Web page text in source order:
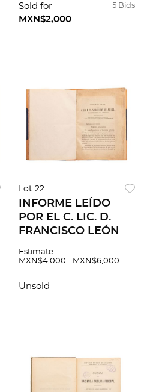
MÉXICO: IMPRENTA
DEL GOBIERNO, EN
5 Bids
Sold for
MXN$2,000
Lot 22
INFORME LEÍDO
POR EL C. LIC. D.
FRANCISCO LEÓN
PRESIDENTE
REPÚBLICA. Sin pie
Estimate
MXN$4,000 - MXN$6,000
Unsold